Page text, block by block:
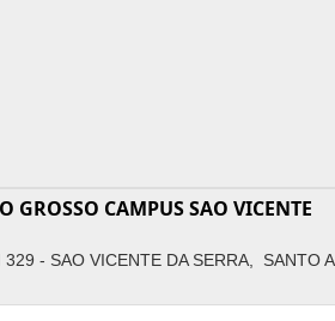
GROSSO CAMPUS SAO VICENTE
- SAO VICENTE DA SERRA, SANTO